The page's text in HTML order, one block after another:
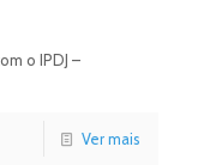
o IPDJ –
Ver mais